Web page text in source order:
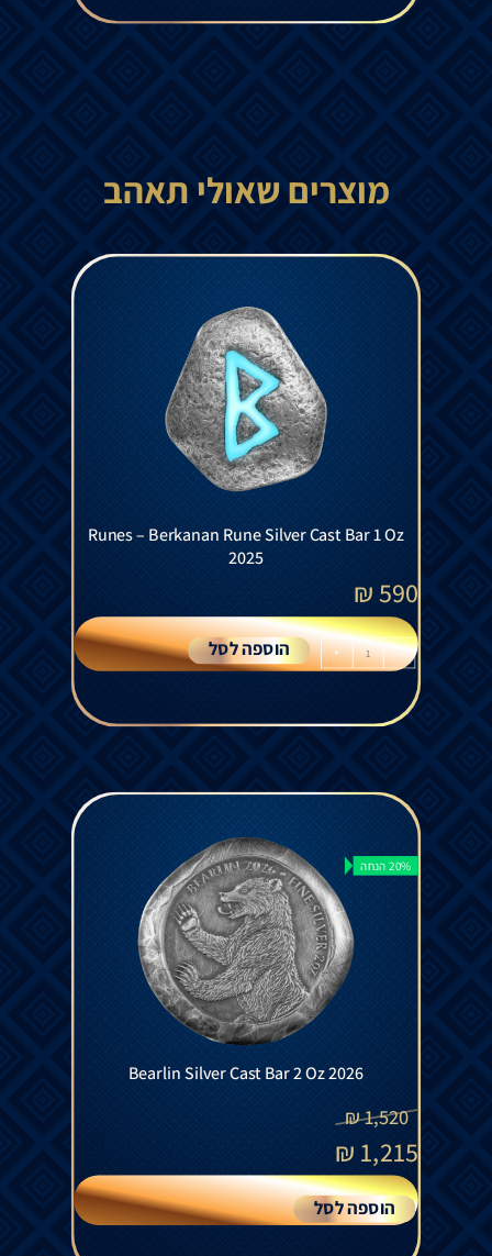
מוצרים שאולי תאהב
Runes – Berkanan Rune Silver Cast Bar 1 Oz
2025
590
₪
-
+ הוספה לסל
20% הנחה
Bearlin Silver Cast Bar 2 Oz 2026
1,520
₪
1,215
₪
הוספה לסל